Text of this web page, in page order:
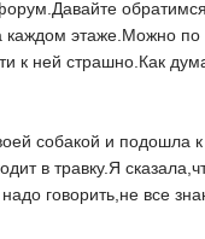
каждом этаже.Можно
к ней страшно.Как
собакой и подошла
в травку.Я
говорить,не все